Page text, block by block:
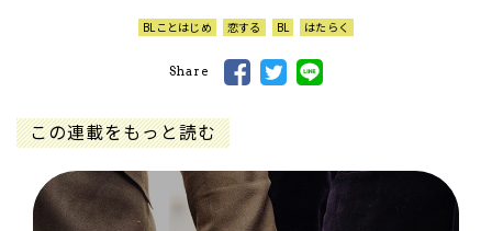
BLことはじめ 恋する BL はたらく
Share
この連載をもっと読む